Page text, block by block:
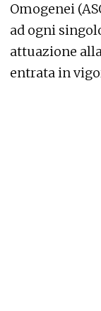
Omogenei
ad ogni
attuazione
entrata in